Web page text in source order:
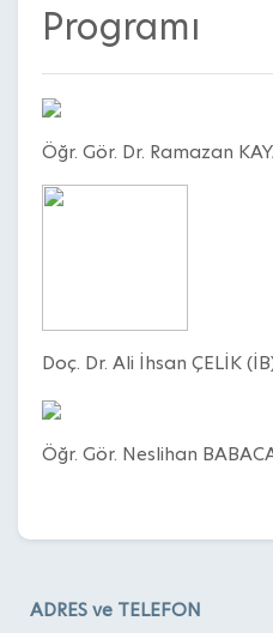
Programı
Öğr. Gör. Dr. Ramazan
Doç. Dr. Ali İhsan ÇELİK
Öğr. Gör. Neslihan
ADRES ve TELEFON